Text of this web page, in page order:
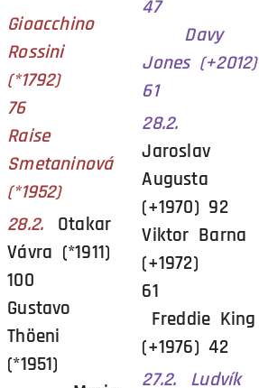
Gioacchino
Rossini
(*1792)
76
Raise
Smetaninová
(*1952)
28.2.
Otakar
Vávra (*1911)
100
Gustavo
Thöeni
(*1951)
47
Davy
Jones (+2012)
61
28.2.
Jaroslav
Augusta
(+1970) 92
Viktor Barna
(+1972)
61
Freddie King
(+1976) 42
27.2. Ludvík